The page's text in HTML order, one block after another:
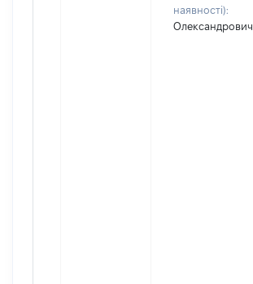
наявності):
Олександрович